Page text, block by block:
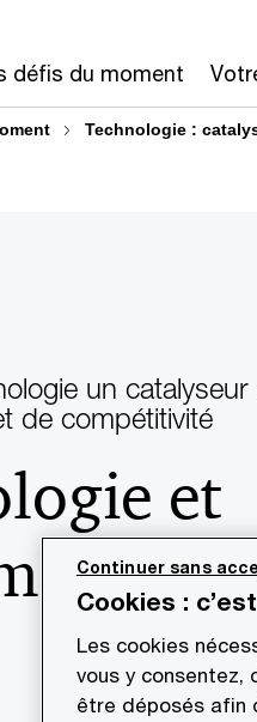
défis du moment
Technologie :
et
un
de compétitivité
Cookies :
Les cookies
vous y consentez,
être déposés afin
Continuer sans